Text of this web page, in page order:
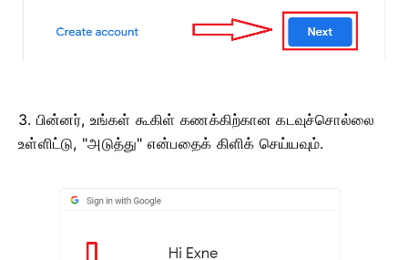
3. பின்னர், உங்கள் கூகிள் கணக்கிற்கான கடவுச்சொல்லை
உள்ளிட்டு, "அடுத்து" என்பதைக் கிளிக் செய்யவும்.